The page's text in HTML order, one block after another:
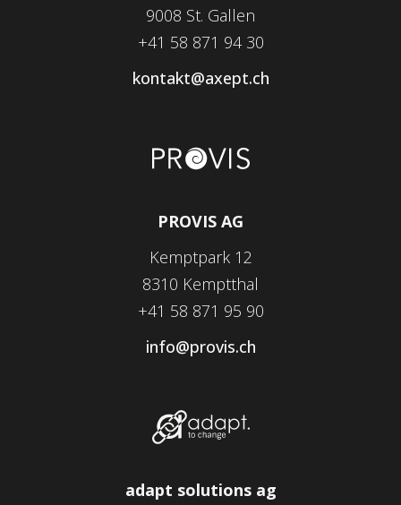
9008 St. Gallen
+41 58 871 94 30
kontakt@axept.ch
PROVIS AG
Kemptpark 12
8310 Kemptthal
+41 58 871 95 90
info@provis.ch
adapt solutions ag